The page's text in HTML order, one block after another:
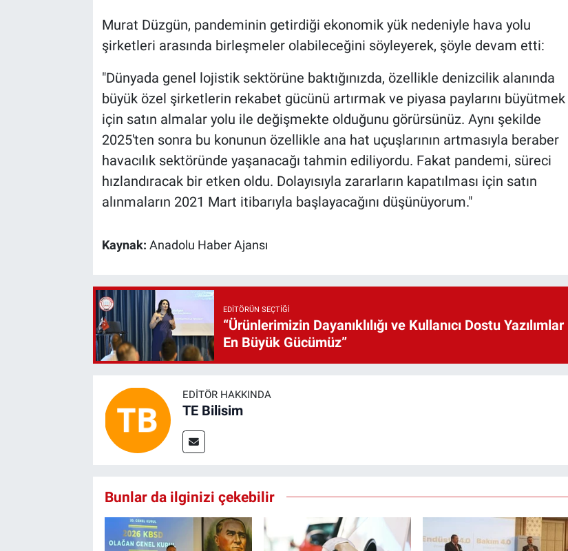
Murat Düzgün, pandeminin getirdiği ekonomik yük nedeniyle hava yolu
şirketleri arasında birleşmeler olabileceğini söyleyerek, şöyle devam etti:
"Dünyada genel lojistik sektörüne baktığınızda, özellikle denizcilik alanında
büyük özel şirketlerin rekabet gücünü artırmak ve piyasa paylarını büyütmek
için satın almalar yolu ile değişmekte olduğunu görürsünüz. Aynı şekilde
2025'ten sonra bu konunun özellikle ana hat uçuşlarının artmasıyla beraber
havacılık sektöründe yaşanacağı tahmin ediliyordu. Fakat pandemi, süreci
hızlandıracak bir etken oldu. Dolayısıyla zararların kapatılması için satın
alınmaların 2021 Mart itibarıyla başlayacağını düşünüyorum."
Kaynak: Anadolu Haber Ajansı
EDITÖRÜN SEÇTIĞI
“Ürünlerimizin Dayanıklılığı ve Kullanıcı Dostu Yazılımlar
En Büyük Gücümüz”
EDITÖR HAKKINDA
TE Bilisim
Bunlar da ilginizi çekebilir